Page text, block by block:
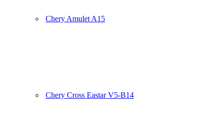
Chery Amulet A15
Chery Cross Eastar V5-B14